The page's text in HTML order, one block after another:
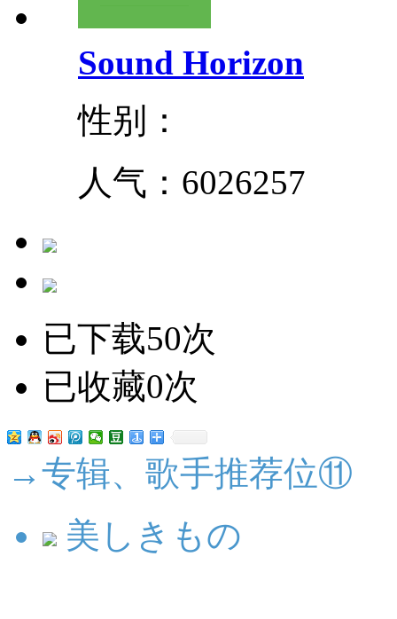
Sound Horizon
性别：
人气： 6026257
已下载50次
已收藏0次
→专辑、歌手推荐位⑪
美しきもの